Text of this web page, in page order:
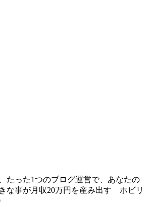
たった1つのブログ運営で、あなたの
な事が月収20万円を産み出す ホビリ